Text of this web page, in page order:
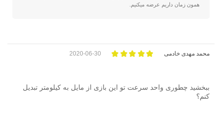
همون زمان داریم عرضه میکنیم.
محمد مهدی خادمی 2020-06-30
ببخشید چطوری واحد سرعت تو این بازی از مایل به کیلومتر تبدیل
کنم؟